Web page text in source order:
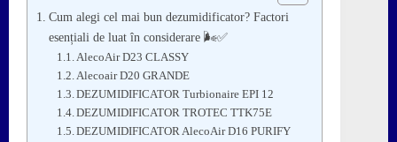
Cum alegi cel mai bun dezumidificator? Factori
esențiali de luat în considerare 🌬️✅
AlecoAir D23 CLASSY
Alecoair D20 GRANDE
DEZUMIDIFICATOR Turbionaire EPI 12
DEZUMIDIFICATOR TROTEC TTK75E
DEZUMIDIFICATOR AlecoAir D16 PURIFY